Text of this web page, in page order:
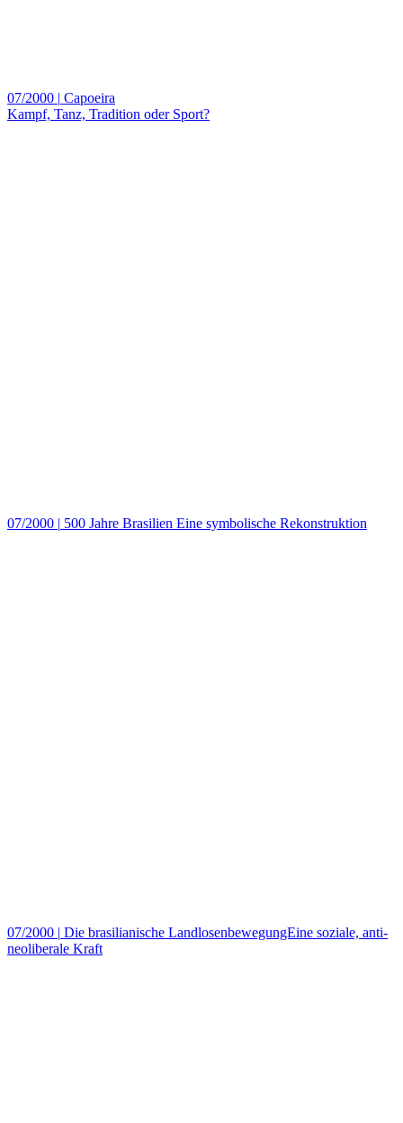
07/2000 | Capoeira
Kampf, Tanz, Tradition oder Sport?
07/2000 | 500 Jahre Brasilien Eine symbolische Rekonstruktion
07/2000 | Die brasilianische LandlosenbewegungEine soziale, anti-
neoliberale Kraft